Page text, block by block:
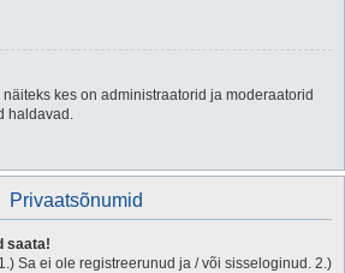
kes on administraatorid ja moderaatorid
haldavad.
Privaatsõnumid
saata!
Sa ei ole registreerunud ja / või sisseloginud. 2.)